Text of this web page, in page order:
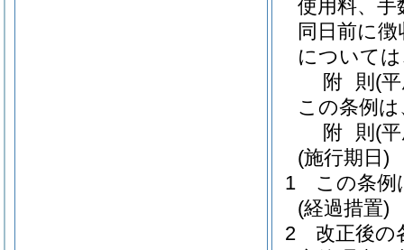
使用料、手
同日前に
について
附 則 (
この条例
附 則 (
(施行期日)
1
この条例
(経過措置)
2
改正後の